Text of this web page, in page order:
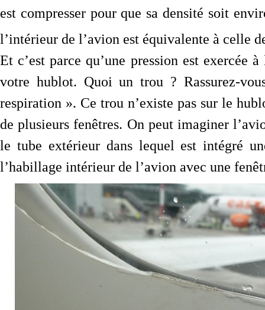
est compresser pour que sa densité soit
l’intérieur de l’avion est équivalente à celle
Et c’est parce qu’une pression est
votre hublot. Quoi un trou ? Rassurez-
respiration ». Ce trou n’existe pas sur le
de plusieurs fenêtres. On peut imaginer
le tube extérieur dans lequel est intégré
l’habillage intérieur de l’avion avec une